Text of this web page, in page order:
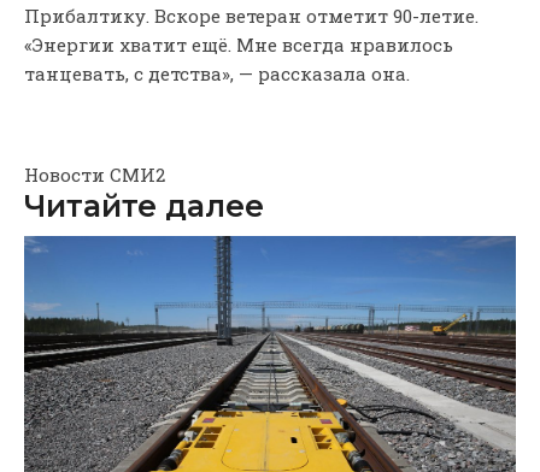
Прибалтику. Вскоре ветеран отметит 90-летие.
«Энергии хватит ещё. Мне всегда нравилось
танцевать, с детства», — рассказала она.
Новости СМИ2
Читайте далее